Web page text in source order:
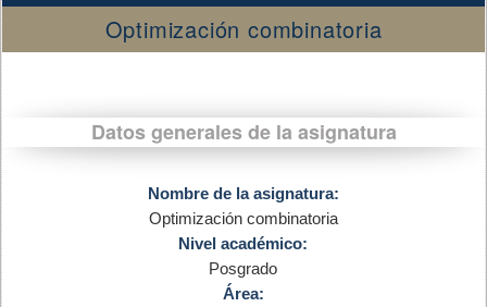
Optimización combinatoria
Datos generales de la asignatura
Nombre de la asignatura:
Optimización combinatoria
Nivel académico:
Posgrado
Área: